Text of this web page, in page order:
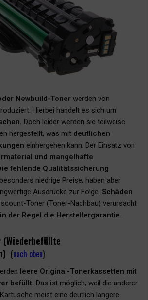
Newbuild-Toner werden von
Hierbei handelt es sich um
Doch leider werden sie teilweise
hergestellt, was mit deutlichen
einhergehen kann. Der Einsatz von
und mangelhafte
fehlende Qualitätssicherung
niedrige Preise, haben aber
Ausdrucke zur Folge. Schäden
Toner (Toner-Nachbau) verursacht
der Regel die Herstellergarantie.
(nach oben)
leere Original-Tonerkassetten mit
befüllt. Das ist möglich, weil die anderer
meist eine deutlich längere